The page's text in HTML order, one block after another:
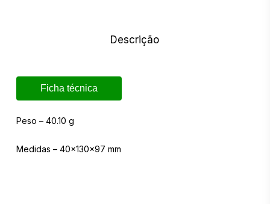
Descrição
Ficha técnica
Peso – 40.10 g
Medidas – 40x130x97 mm